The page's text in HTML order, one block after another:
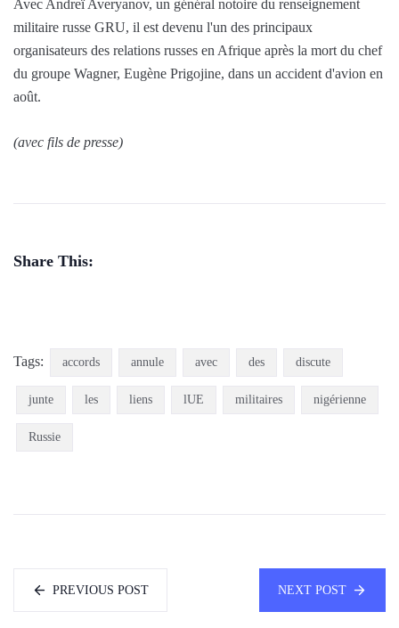
Avec Andreï Averyanov, un général notoire du renseignement
militaire russe GRU, il est devenu l'un des principaux
organisateurs des relations russes en Afrique après la mort du chef
du groupe Wagner, Eugène Prigojine, dans un accident d'avion en
août.
(avec fils de presse)
Share This:
Tags: accords annule avec des discute
junte les liens lUE militaires nigérienne
Russie
PREVIOUS POST NEXT POST